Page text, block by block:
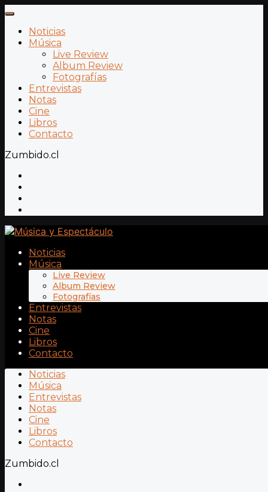
Noticias
Música
Live Review
Album Review
Fotografías
Entrevistas
Notas
Cine
Libros
Contacto
Zumbido.cl
Noticias
Música
Live Review
Album Review
Fotografías
Entrevistas
Notas
Cine
Libros
Contacto
Noticias
Música
Entrevistas
Notas
Cine
Libros
Contacto
Zumbido.cl